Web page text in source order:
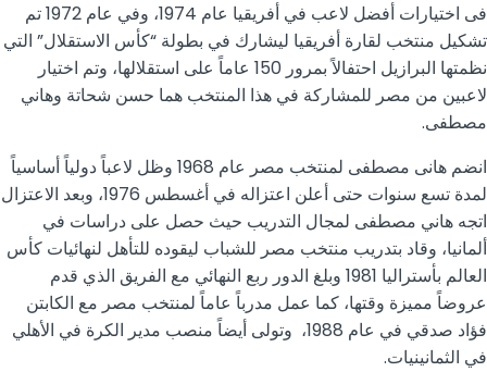
فى اختيارات أفضل لاعب في أفريقيا عام 1974، وفي عام 1972 تم
تشكيل منتخب لقارة أفريقيا ليشارك في بطولة “كأس الاستقلال” التي
نظمتها البرازيل احتفالاً بمرور 150 عاماً على استقلالها، وتم اختيار
لاعبين من مصر للمشاركة في هذا المنتخب هما حسن شحاتة وهاني
مصطفى.
انضم هانى مصطفى لمنتخب مصر عام 1968 وظل لاعباً دولياً أساسياً
لمدة تسع سنوات حتى أعلن اعتزاله في أغسطس 1976، وبعد الاعتزال
اتجه هاني مصطفى لمجال التدريب حيث حصل على دراسات في
ألمانيا، وقاد بتدريب منتخب مصر للشباب ليقوده للتأهل لنهائيات كأس
العالم بأستراليا 1981 وبلغ الدور ربع النهائي مع الفريق الذي قدم
عروضاً مميزة وقتها، كما عمل مدرباً عاماً لمنتخب مصر مع الكابتن
فؤاد صدقي في عام 1988، وتولى أيضاً منصب مدير الكرة في الأهلي
في الثمانينيات.